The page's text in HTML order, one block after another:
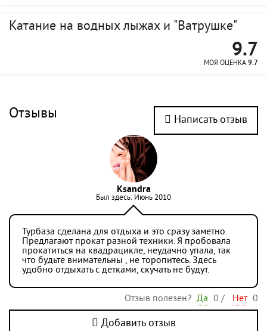
Катание на водных лыжах и "Ватрушке"
9.7
МОЯ ОЦЕНКА 9.7
Отзывы Написать отзыв
Ksandra
Был здесь: Июнь 2010
Турбаза сделана для отдыха и это сразу заметно.
Предлагают прокат разной техники. Я пробовала
прокатиться на квадрацикле, неудачно упала, так
что будьте внимательны , не торопитесь. Здесь
удобно отдыхать с детками, скучать не будут.
Отзыв полезен? Да 0 / Нет 0
Добавить отзыв